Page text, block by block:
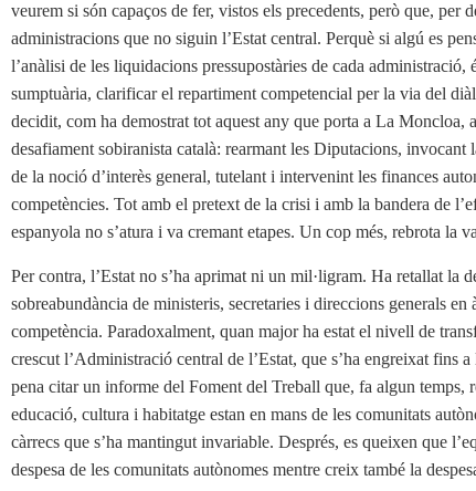
veurem si són capaços de fer, vistos els precedents, però que, per
administracions que no siguin l’Estat central. Perquè si algú es
l’anàlisi de les liquidacions pressupostàries de cada
sumptuària, clarificar el repartiment competencial per la via del
decidit, com ha demostrat tot aquest any que porta a La Moncloa,
desafiament sobiranista català: rearmant les Diputacions,
de la noció d’interès general, tutelant i intervenint les finances
competències. Tot amb el pretext de la crisi i amb la bandera de
espanyola no s’atura i va cremant etapes. Un cop més, rebrota la
Per contra, l’Estat no s’ha aprimat ni un mil·ligram. Ha retallat la
sobreabundància de ministeris, secretaries i direccions generals
competència. Paradoxalment, quan major ha estat el nivell de
crescut l’Administració central de l’Estat, que s’ha engreixat fins
pena citar un informe del Foment del Treball que, fa algun temps,
educació, cultura i habitatge estan en mans de les comunitats
càrrecs que s’ha mantingut invariable. Després, es queixen que
despesa de les comunitats autònomes mentre creix també la